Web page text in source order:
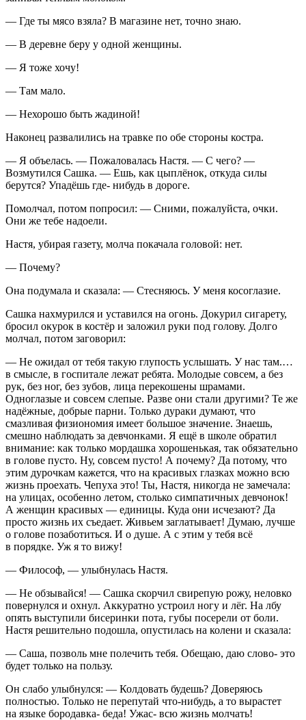
— Где ты мясо взяла? В магазине нет, точно знаю.
— В деревне беру у одной женщины.
— Я тоже хочу!
— Там мало.
— Нехорошо быть жадиной!
Наконец развалились на травке по обе стороны костра.
— Я объелась. — Пожаловалась Настя. — С чего? —
Возмутился Сашка. — Ешь, как цыплёнок, откуда силы
берутся? Упадёшь где- нибудь в дороге.
Помолчал, потом попросил: — Сними, пожалуйста, очки.
Они же тебе надоели.
Настя, убирая газету, молча покачала головой: нет.
— Почему?
Она подумала и сказала: — Стесняюсь. У меня косоглазие.
Сашка нахмурился и уставился на огонь. Докурил сигарету,
бросил окурок в костёр и заложил руки под голову. Долго
молчал, потом заговорил:
— Не ожидал от тебя такую глупость услышать. У нас там.…
в смысле, в госпитале лежат ребята. Молодые совсем, а без
рук, без ног, без зубов, лица перекошены шрамами.
Одноглазые и совсем слепые. Разве они стали другими? Те же
надёжные, добрые парни. Только дураки думают, что
смазливая физиономия имеет большое значение. Знаешь,
смешно наблюдать за девчонками. Я ещё в школе обратил
внимание: как только мордашка хорошенькая, так обязательно
в голове пусто. Ну, совсем пусто! А почему? Да потому, что
этим дурочкам кажется, что на красивых глазках можно всю
жизнь проехать. Чепуха это! Ты, Настя, никогда не замечала:
на улицах, особенно летом, столько симпатичных девчонок!
А женщин красивых — единицы. Куда они исчезают? Да
просто жизнь их съедает. Живьем заглатывает! Думаю, лучше
о голове позаботиться. И о душе. А с этим у тебя всё
в порядке. Уж я то вижу!
— Философ, — улыбнулась Настя.
— Не обзывайся! — Сашка скорчил свирепую рожу, неловко
повернулся и охнул. Аккуратно устроил ногу и лёг. На лбу
опять выступили бисеринки пота, губы посерели от боли.
Настя решительно подошла, опустилась на колени и сказала:
— Саша, позволь мне полечить тебя. Обещаю, даю слово- это
будет только на пользу.
Он слабо улыбнулся: — Колдовать будешь? Доверяюсь
полностью. Только не перепутай что-нибудь, а то вырастет
на языке бородавка- беда! Ужас- всю жизнь молчать!